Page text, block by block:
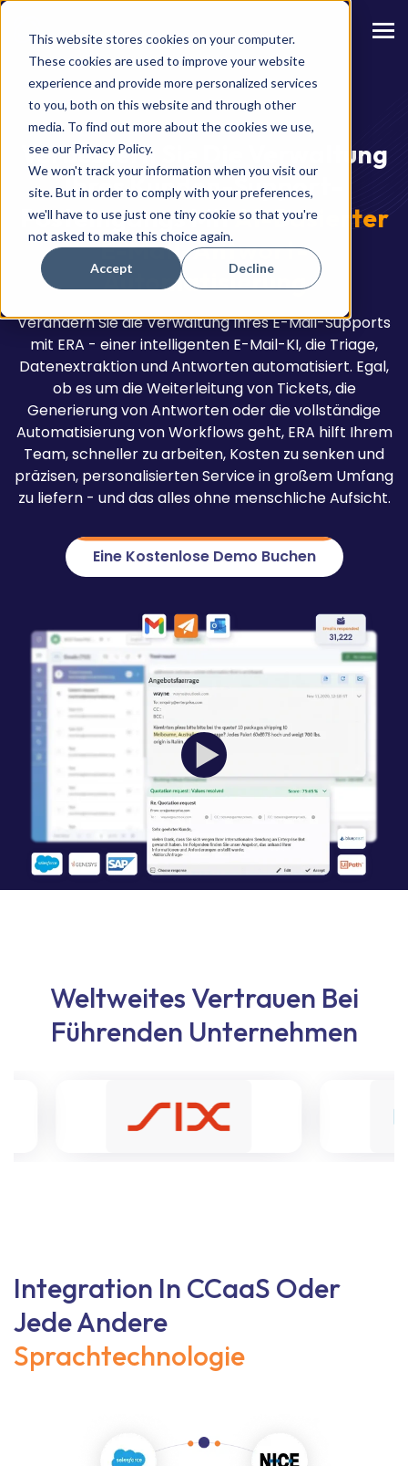
This website stores cookies on your computer.
These cookies are used to improve your website
experience and provide more personalized services
to you, both on this website and through other
media. To find out more about the cookies we use,
see our Privacy Policy.
We won't track your information when you visit our
site. But in order to comply with your preferences,
we'll have to use just one tiny cookie so that you're
not asked to make this choice again.
Accept Decline
Verbessern Sie Die Verwaltung
Ihres Kunden-Support-
Posteingangs MitAI-Basierter
E-Mail-Antwort-
Automatisierung
Verändern Sie die Verwaltung Ihres E-Mail-Supports
mit ERA - einer intelligenten E-Mail-KI, die Triage,
Datenextraktion und Antworten automatisiert. Egal,
ob es um die Weiterleitung von Tickets, die
Generierung von Antworten oder die vollständige
Automatisierung von Workflows geht, ERA hilft Ihrem
Team, schneller zu arbeiten, Kosten zu senken und
präzisen, personalisierten Service in großem Umfang
zu liefern - und das alles ohne menschliche Aufsicht.
Eine Kostenlose Demo Buchen
Weltweites Vertrauen Bei
Führenden Unternehmen
Integration In CCaaS Oder
Jede Andere
Sprachtechnologie